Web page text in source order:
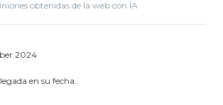
obtenidas de la web con IA
2024
en su fecha.